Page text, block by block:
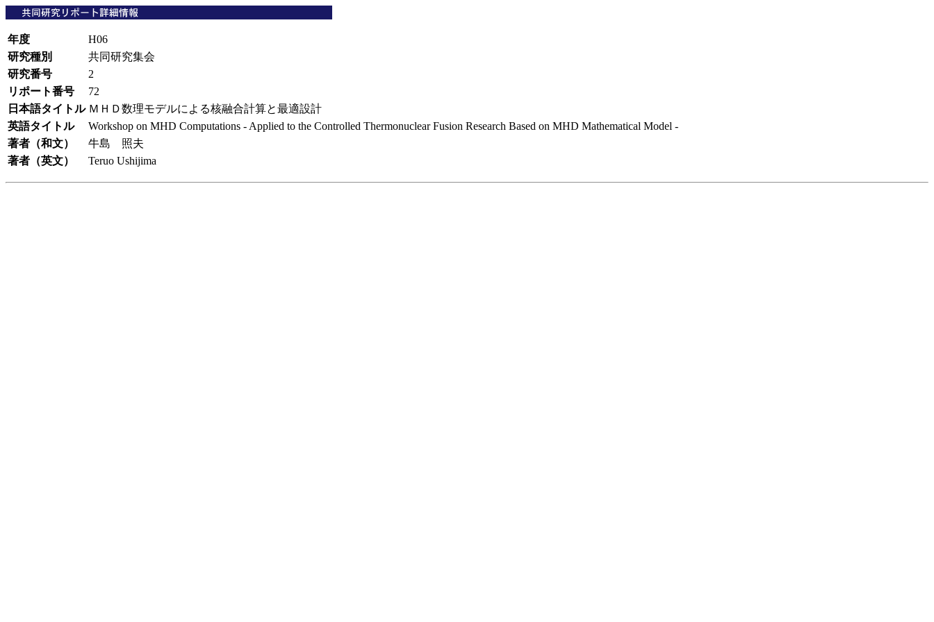
年度
H06
研究種別
共同研究集会
研究番号
2
リポート番号
72
日本語タイトル ＭＨＤ数理モデルによる核融合計算と最適設計
英語タイトル
Workshop on MHD Computations - Applied to the Controlled Thermonuclear Fusion Research Based on MHD Mathematical Model -
著者（和文）
牛島 照夫
著者（英文）
Teruo Ushijima